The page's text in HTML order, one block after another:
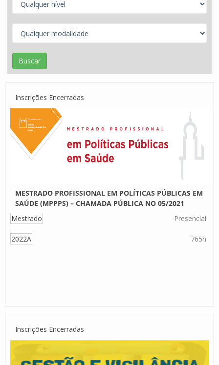
Inscrições Encerradas
MESTRADO PROFISSIONAL EM POLÍTICAS PÚBLICAS EM
SAÚDE (MPPPS) – CHAMADA PÚBLICA NO 05/2021
Mestrado
Presencial
2022A 765h
Inscrições Encerradas